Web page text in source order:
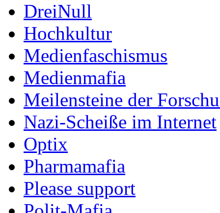
DreiNull
Hochkultur
Medienfaschismus
Medienmafia
Meilensteine der
Nazi-Scheiße im Internet
Optix
Pharmamafia
Please support